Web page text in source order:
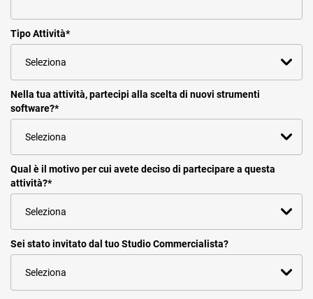
Tipo Attività*
Nella tua attività, partecipi alla scelta di nuovi strumenti
software?*
Qual è il motivo per cui avete deciso di partecipare a questa
attività?*
Sei stato invitato dal tuo Studio Commercialista?